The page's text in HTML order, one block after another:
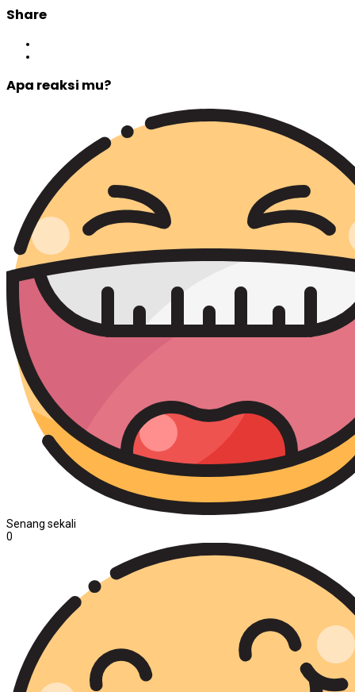
Share
Apa reaksi mu?
Senang sekali
0